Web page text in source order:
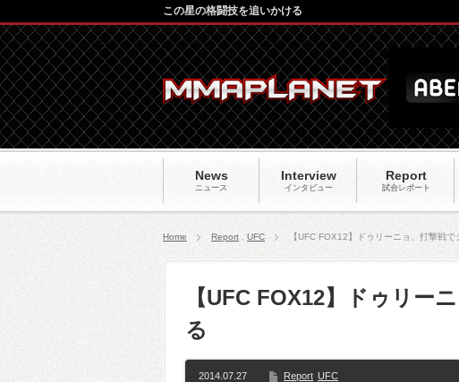
News
ニュース
Interview
インタビュー
Report
試合レポート
この星の格闘技を追いかける
Home Report UFC 【UFC FOX12】ドゥリーニョ、打撃戦で
【UFC FOX12】ドゥリー
る
2014.07.27 Report UFC